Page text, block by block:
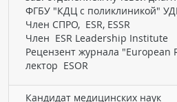
ФГБУ "КДЦ с поликлиникой"
Член СПРО, ESR, ESSR
Член ESR Leadership Institute
Рецензент журнала "European
лектор ESOR
Кандидат медицинских наук